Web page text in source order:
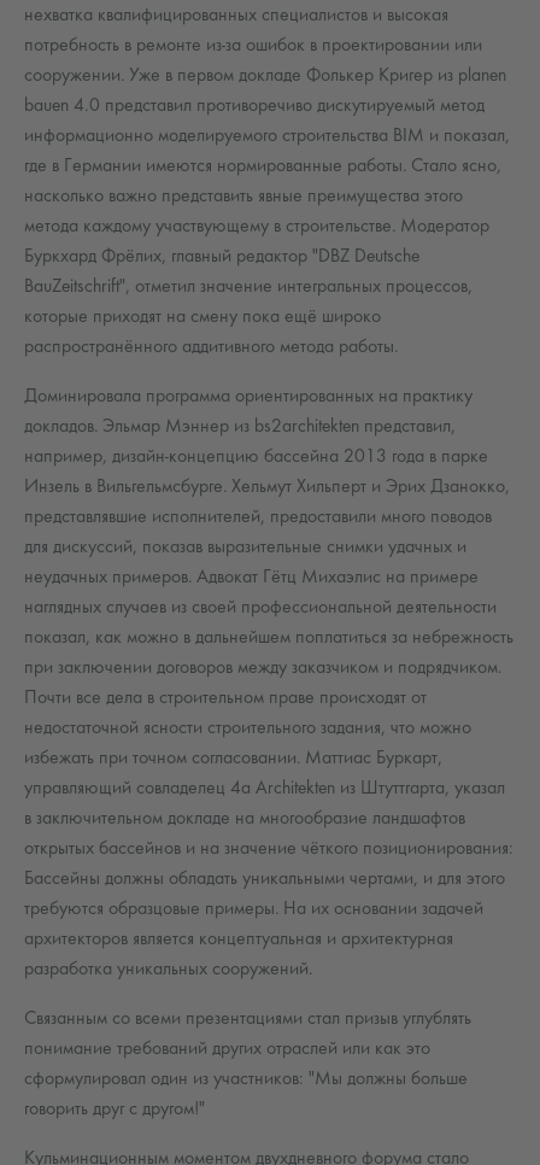
нехватка квалифицированных специалистов и высокая
потребность в ремонте из-за ошибок в проектировании или
сооружении. Уже в первом докладе Фолькер Кригер из planen
bauen 4.0 представил противоречиво дискутируемый метод
информационно моделируемого строительства BIM и показал,
где в Германии имеются нормированные работы. Стало ясно,
насколько важно представить явные преимущества этого
метода каждому участвующему в строительстве. Модератор
Буркхард Фрёлих, главный редактор "DBZ Deutsche
BauZeitschrift", отметил значение интегральных процессов,
которые приходят на смену пока ещё широко
распространённого аддитивного метода работы.
Доминировала программа ориентированных на практику
докладов. Эльмар Мэннер из bs2architekten представил,
например, дизайн-концепцию бассейна 2013 года в парке
Инзель в Вильгельмсбурге. Хельмут Хильперт и Эрих Дзанокко,
представлявшие исполнителей, предоставили много поводов
для дискуссий, показав выразительные снимки удачных и
неудачных примеров. Адвокат Гётц Михаэлис на примере
наглядных случаев из своей профессиональной деятельности
показал, как можно в дальнейшем поплатиться за небрежность
при заключении договоров между заказчиком и подрядчиком.
Почти все дела в строительном праве происходят от
недостаточной ясности строительного задания, что можно
избежать при точном согласовании. Маттиас Буркарт,
управляющий совладелец 4a Architekten из Штуттгарта, указал
в заключительном докладе на многообразие ландшафтов
открытых бассейнов и на значение чёткого позиционирования:
Бассейны должны обладать уникальными чертами, и для этого
требуются образцовые примеры. На их основании задачей
архитекторов является концептуальная и архитектурная
разработка уникальных сооружений.
Связанным со всеми презентациями стал призыв углублять
понимание требований других отраслей или как это
сформулировал один из участников: "Мы должны больше
говорить друг с другом!"
Кульминационным моментом двухдневного форума стало